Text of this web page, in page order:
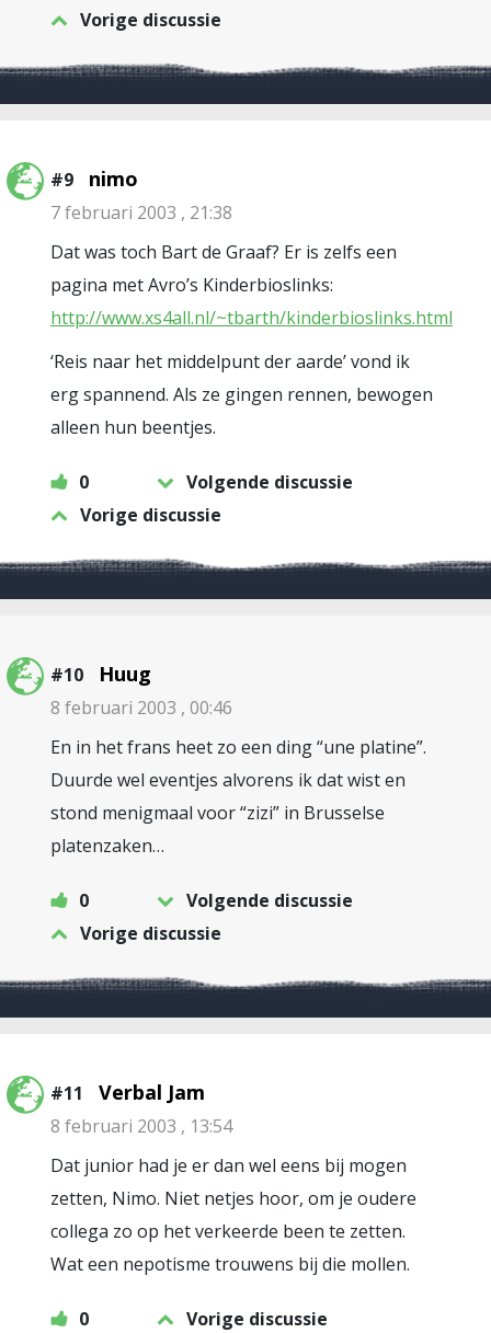
Vorige discussie
#9 nimo
7 februari 2003 , 21:38
Dat was toch Bart de Graaf? Er is zelfs een
pagina met Avro’s Kinderbioslinks:
http://www.xs4all.nl/~tbarth/kinderbioslinks.html
‘Reis naar het middelpunt der aarde’ vond ik
erg spannend. Als ze gingen rennen, bewogen
alleen hun beentjes.
0
Volgende discussie
Vorige discussie
#10 Huug
8 februari 2003 , 00:46
En in het frans heet zo een ding “une platine”.
Duurde wel eventjes alvorens ik dat wist en
stond menigmaal voor “zizi” in Brusselse
platenzaken…
0
Volgende discussie
Vorige discussie
#11 Verbal Jam
8 februari 2003 , 13:54
Dat junior had je er dan wel eens bij mogen
zetten, Nimo. Niet netjes hoor, om je oudere
collega zo op het verkeerde been te zetten.
Wat een nepotisme trouwens bij die mollen.
0 Vorige discussie